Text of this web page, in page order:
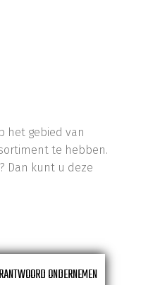
het gebied van
te hebben.
Dan kunt u deze
ONDERNEMEN